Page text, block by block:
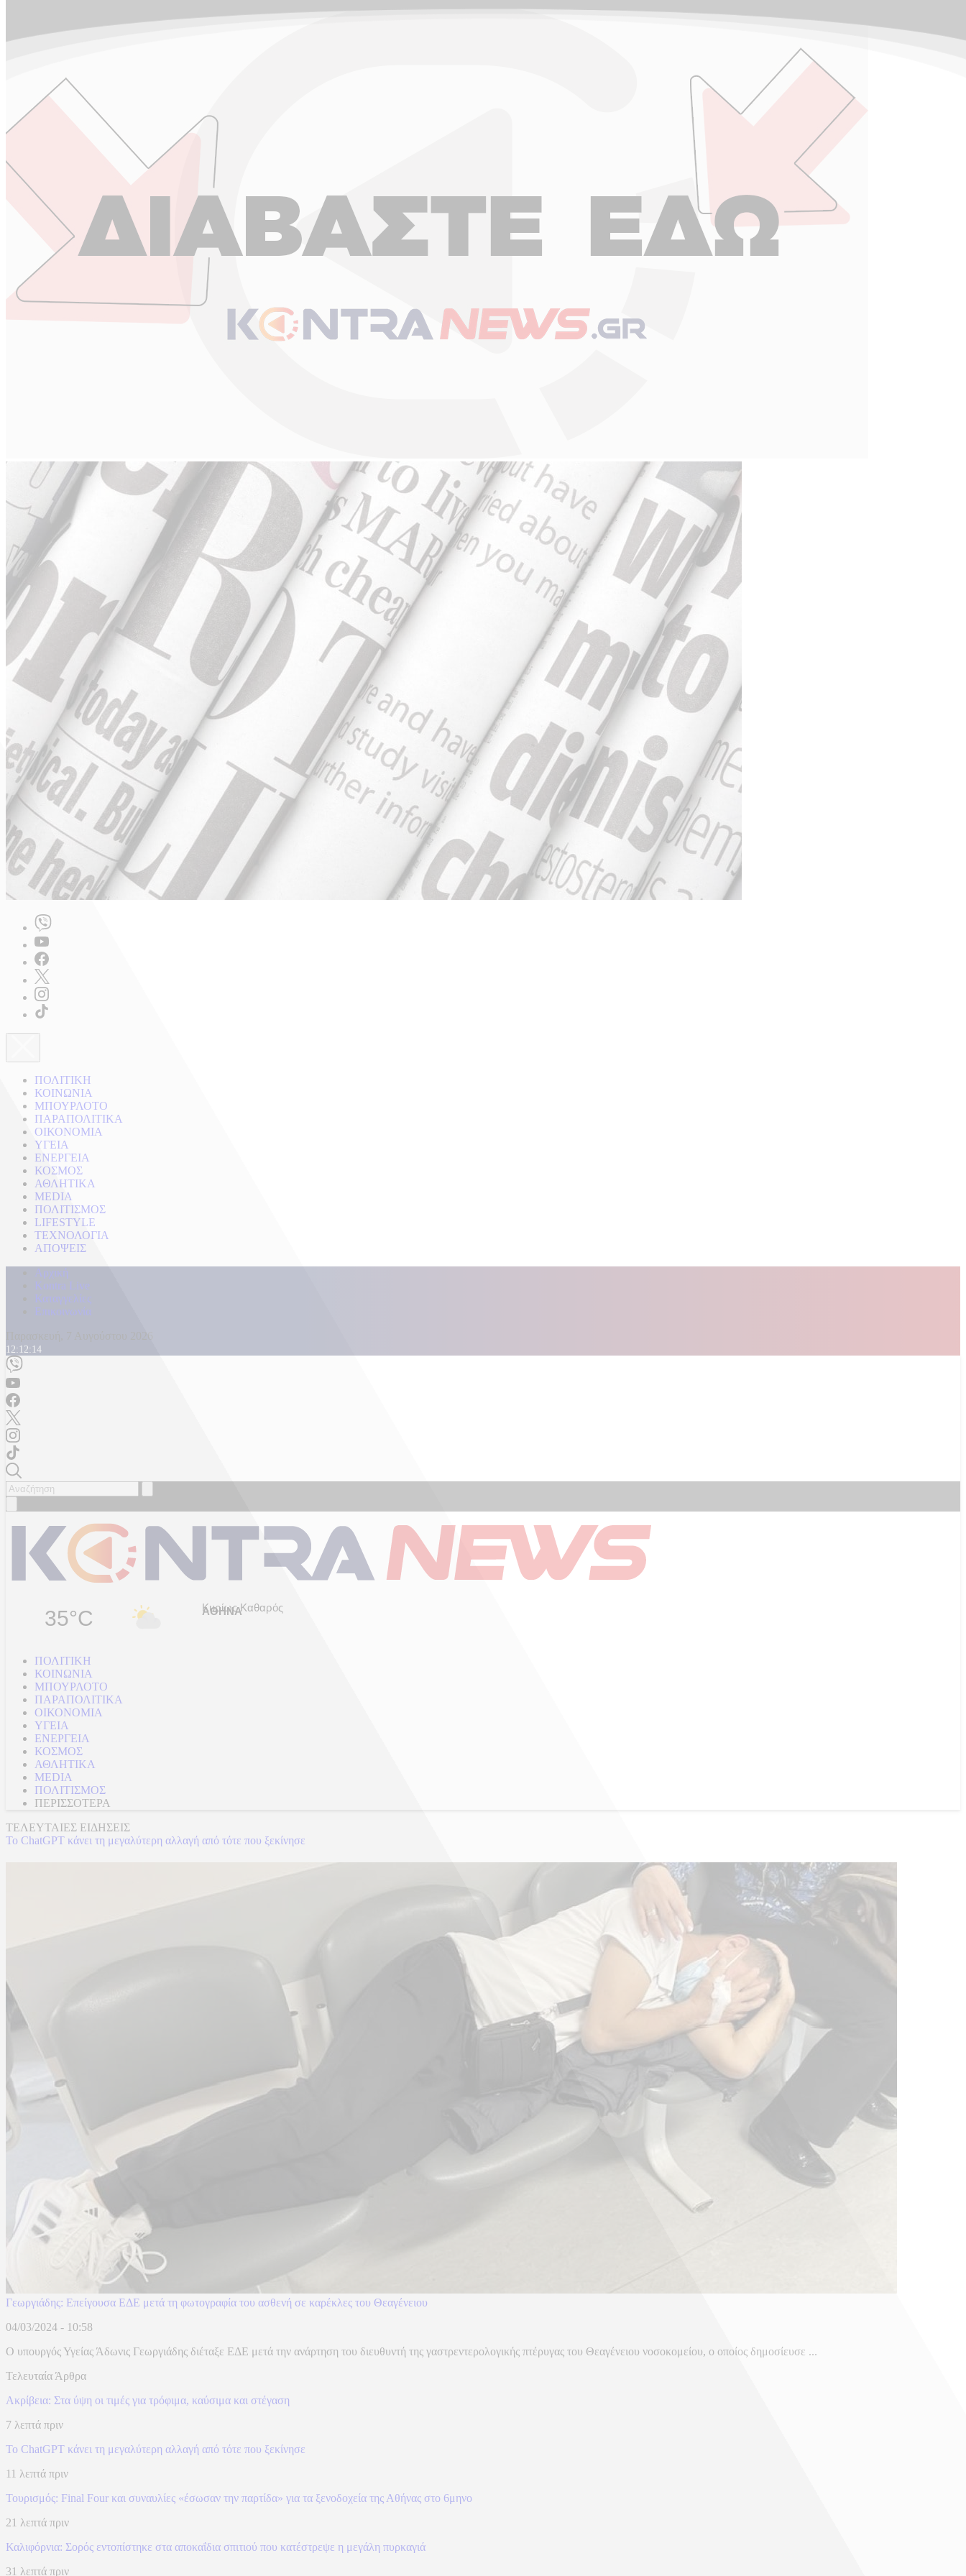
ΠΟΛΙΤΙΚΗ
ΚΟΙΝΩΝΙΑ
ΜΠΟΥΡΛΟΤΟ
ΠΑΡΑΠΟΛΙΤΙΚΑ
ΟΙΚΟΝΟΜΙΑ
ΥΓΕΙΑ
ΕΝΕΡΓΕΙΑ
ΚΟΣΜΟΣ
ΑΘΛΗΤΙΚΑ
MEDIA
ΠΟΛΙΤΙΣΜΟΣ
LIFESTYLE
ΤΕΧΝΟΛΟΓΙΑ
ΑΠΟΨΕΙΣ
Αρχική
Kontra Live
Καταγγελίες
Επικοινωνία
Παρασκευή, 7 Αυγούστου 2026
12:12:16
35°C Κυρίως Καθαρός
ΠΟΛΙΤΙΚΗ
ΚΟΙΝΩΝΙΑ
ΜΠΟΥΡΛΟΤΟ
ΠΑΡΑΠΟΛΙΤΙΚΑ
ΟΙΚΟΝΟΜΙΑ
ΥΓΕΙΑ
ΕΝΕΡΓΕΙΑ
ΚΟΣΜΟΣ
ΑΘΛΗΤΙΚΑ
MEDIA
ΠΟΛΙΤΙΣΜΟΣ
ΠΕΡΙΣΣΟΤΕΡΑ
ΤΕΛΕΥΤΑΙΕΣ ΕΙΔΗΣΕΙΣ
Το ChatGPT κάνει τη μεγαλύτερη αλλαγή από τότε που ξεκίνησε
Γεωργιάδης: Επείγουσα ΕΔΕ μετά τη φωτογραφία του ασθενή σε καρέκλες του Θεαγένειου
04/03/2024 - 10:58
Ο υπουργός Υγείας Άδωνις Γεωργιάδης διέταξε ΕΔΕ μετά την ανάρτηση του διευθυντή της γαστρεντερολογικής πτέρυγας του Θεαγένειου νοσοκομείου, ο οποίος δημοσίευσε ...
Τελευταία Άρθρα
Ακρίβεια: Στα ύψη οι τιμές για τρόφιμα, καύσιμα και στέγαση
7 λεπτά πριν
Το ChatGPT κάνει τη μεγαλύτερη αλλαγή από τότε που ξεκίνησε
11 λεπτά πριν
Τουρισμός: Final Four και συναυλίες «έσωσαν την παρτίδα» για τα ξενοδοχεία της Αθήνας στο 6μηνο
21 λεπτά πριν
Καλιφόρνια: Σορός εντοπίστηκε στα αποκαΐδια σπιτιού που κατέστρεψε η μεγάλη πυρκαγιά
31 λεπτά πριν